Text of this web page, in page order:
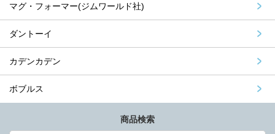
マグ・フォーマー(ジムワールド社)
ダントーイ
カデンカデン
ボブルス
商品検索